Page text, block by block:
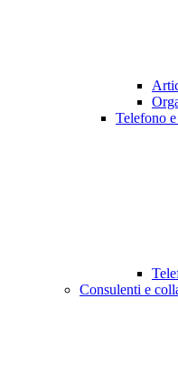
Telefono
Consulenti e